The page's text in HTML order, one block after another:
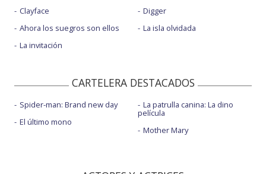
Clayface
Ahora los suegros son ellos
La invitación
Digger
La isla olvidada
CARTELERA DESTACADOS
Spider-man: Brand new day
El último mono
La patrulla canina: La dino
película
Mother Mary